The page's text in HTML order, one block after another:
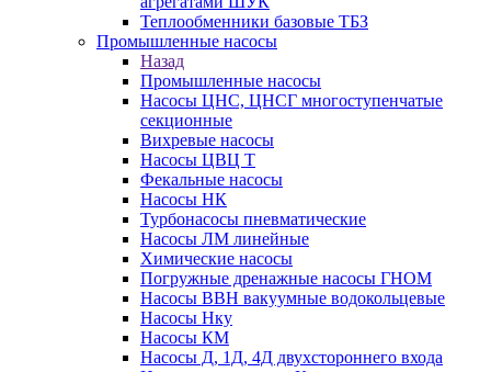
Теплообменники базовые ТБЗ
Промышленные насосы
Назад
Промышленные насосы
Насосы ЦНС, ЦНСГ многоступенчатые
секционные
Вихревые насосы
Насосы ЦВЦ Т
Фекальные насосы
Насосы НК
Турбонасосы пневматические
Насосы ЛМ линейные
Химические насосы
Погружные дренажные насосы ГНОМ
Насосы ВВН вакуумные водокольцевые
Насосы Нку
Насосы КМ
Насосы Д, 1Д, 4Д двухстороннего входа